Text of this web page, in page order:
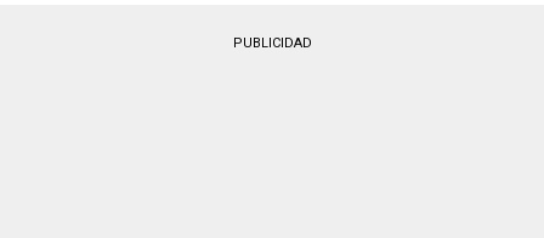
PUBLICIDAD